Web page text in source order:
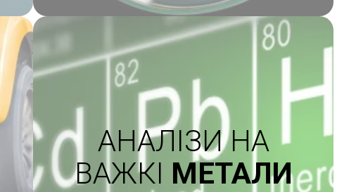
АНАЛІЗИ НА
ВАЖКІ МЕТАЛИ